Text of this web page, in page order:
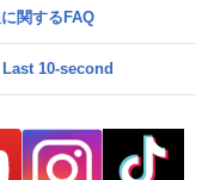
関するFAQ
10-second